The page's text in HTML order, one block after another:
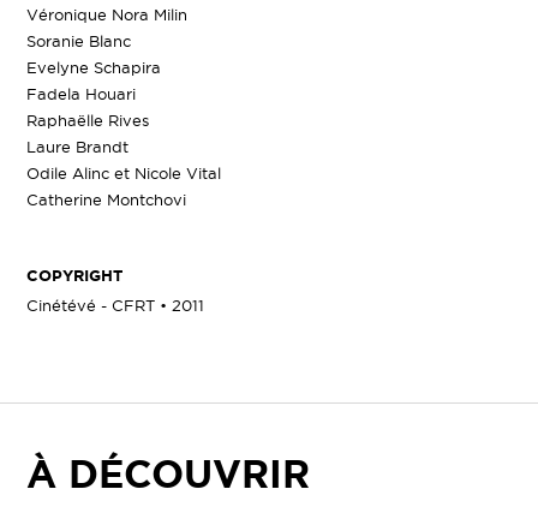
Véronique Nora Milin
Soranie Blanc
Evelyne Schapira
Fadela Houari
Raphaëlle Rives
Laure Brandt
Odile Alinc et Nicole Vital
Catherine Montchovi
COPYRIGHT
Cinétévé - CFRT • 2011
À DÉCOUVRIR